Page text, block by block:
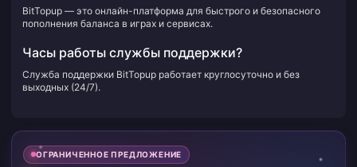
BitTopup — это онлайн-платформа для быстрого и безопасного
пополнения баланса в играх и сервисах.
Часы работы службы поддержки?
Служба поддержки BitTopup работает круглосуточно и без
выходных (24/7).
ОГРАНИЧЕННОЕ ПРЕДЛОЖЕНИЕ